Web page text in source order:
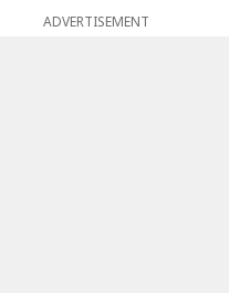
ADVERTISEMENT